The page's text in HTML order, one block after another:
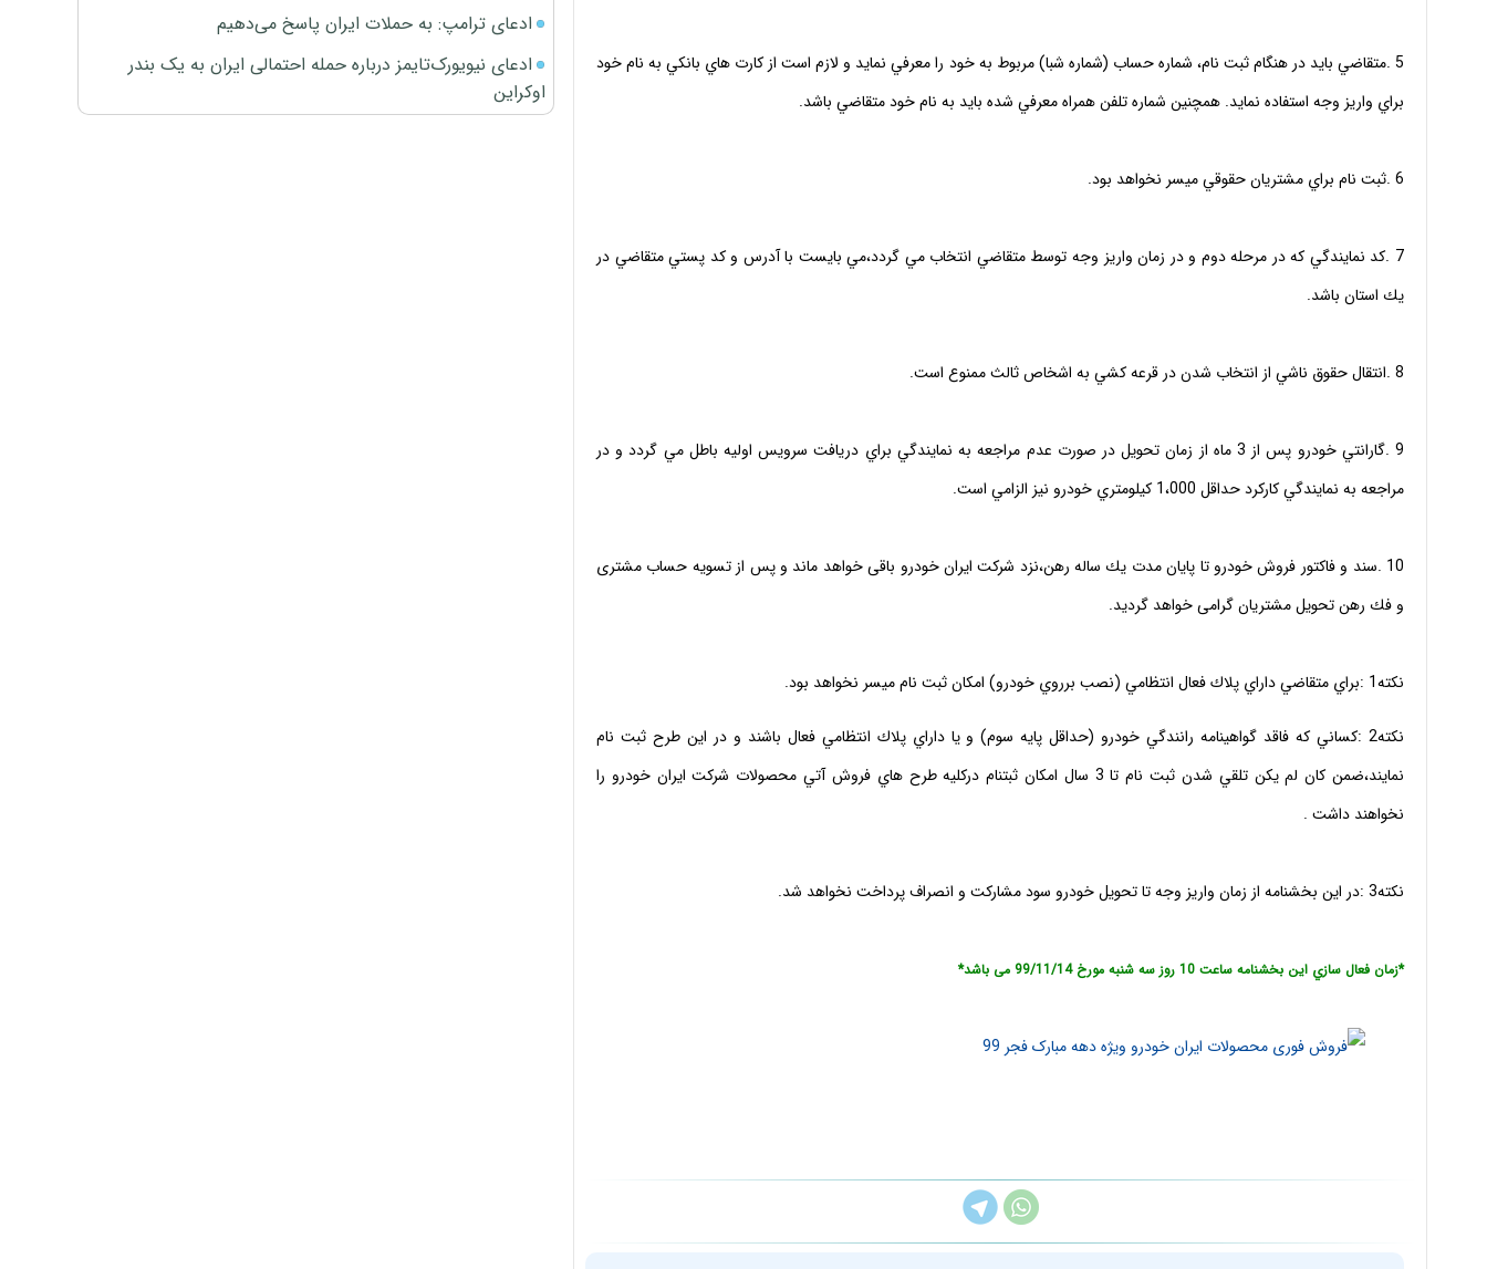
5 .متقاضي بايد در هنگام ثبت نام، شماره حساب (شماره شبا) مربوط به خود را معرفي نمايد و لازم است از كارت هاي بانكي به نام خود
براي واريز وجه استفاده نمايد. همچنين شماره تلفن همراه معرفي شده بايد به نام خود متقاضي باشد.
6 .ثبت نام براي مشتريان حقوقي ميسر نخواهد بود.
7 .كد نمايندگي كه در مرحله دوم و در زمان واريز وجه توسط متقاضي انتخاب مي گردد،مي بايست با آدرس و كد پستي متقاضي در
يك استان باشد.
8 .انتقال حقوق ناشي از انتخاب شدن در قرعه كشي به اشخاص ثالث ممنوع است.
9 .گارانتي خودرو پس از 3 ماه از زمان تحويل در صورت عدم مراجعه به نمايندگي براي دريافت سرويس اوليه باطل مي گردد و در
مراجعه به نمايندگي كاركرد حداقل 1،000 كيلومتري خودرو نيز الزامي است.
10 .سند و فاكتور فروش خودرو تا پايان مدت يك ساله رهن،نزد شركت ايران خودرو باقى خواهد ماند و پس از تسويه حساب مشترى
و فك رهن تحويل مشتريان گرامى خواهد گرديد.
نكته1 :براي متقاضي داراي پلاك فعال انتظامي (نصب برروي خودرو) امكان ثبت نام ميسر نخواهد بود.
نكته2 :كساني كه فاقد گواهينامه رانندگي خودرو (حداقل پايه سوم) و يا داراي پلاك انتظامي فعال باشند و در اين طرح ثبت نام
نمايند،ضمن كان لم يكن تلقي شدن ثبت نام تا 3 سال امكان ثبتنام دركليه طرح هاي فروش آتي محصولات شركت ايران خودرو را
نخواهند داشت .
نكته3 :در اين بخشنامه از زمان واريز وجه تا تحويل خودرو سود مشاركت و انصراف پرداخت نخواهد شد.
*زمان فعال سازي اين بخشنامه ساعت 10 روز سه شنبه مورخ 99/11/14 می باشد*
ادعای ترامپ: به حملات ایران پاسخ می‌دهیم
ادعای نیویورک‌تایمز درباره حمله احتمالی ایران به یک بندر
اوکراین